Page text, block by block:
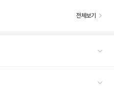
전체보기